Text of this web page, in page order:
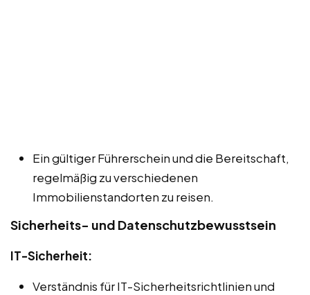
Ein gültiger Führerschein und die Bereitschaft,
regelmäßig zu verschiedenen
Immobilienstandorten zu reisen.
Sicherheits- und Datenschutzbewusstsein
IT-Sicherheit:
Verständnis für IT-Sicherheitsrichtlinien und